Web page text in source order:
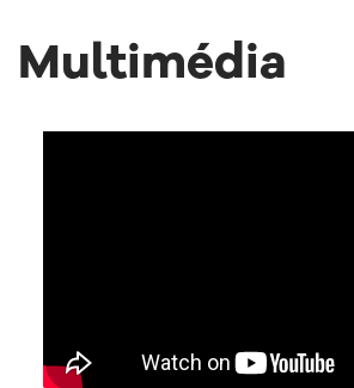
Multimédia